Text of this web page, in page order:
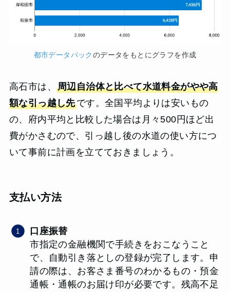
都市データパックのデータをもとにグラフを作成
高石市は、 周辺自治体と比べて水道料金がやや高
額な引っ越し先です。全国平均よりは安いもの
の、府内平均と比較した場合は月々500円ほど出
費がかさむので、引っ越し後の水道の使い方につ
いて事前に計画を立てておきましょう。
支払い方法
口座振替
市指定の金融機関で手続きをおこなうこと
で、自動引き落としの登録が完了します。申
請の際は、お客さま番号のわかるもの・預金
通帳・通帳のお届け印が必要です。残高不足